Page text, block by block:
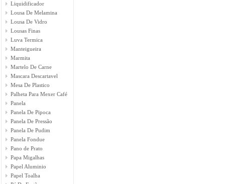
Liquidificador
Lousa De Melamina
Lousa De Vidro
Lousas Finas
Luva Termica
Manteigueira
Marmita
Martelo De Carne
Mascara Descartavel
Mesa De Plastico
Palheta Para Mexer Café
Panela
Panela De Pipoca
Panela De Pressão
Panela De Pudim
Panela Fondue
Pano de Prato
Papa Migalhas
Papel Aluminio
Papel Toalha